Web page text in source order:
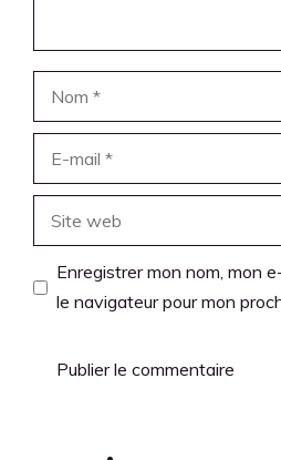
Enregistrer mon nom, mon
le navigateur pour mon